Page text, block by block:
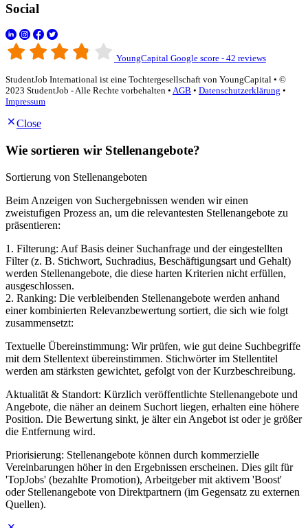
Social
YoungCapital Google score - 42 reviews
StudentJob International ist eine Tochtergesellschaft von YoungCapital • ©
2023 StudentJob - Alle Rechte vorbehalten • AGB • Datenschutzerklärung •
Impressum
Close
Wie sortieren wir Stellenangebote?
Sortierung von Stellenangeboten
Beim Anzeigen von Suchergebnissen wenden wir einen
zweistufigen Prozess an, um die relevantesten Stellenangebote zu
präsentieren:
1. Filterung: Auf Basis deiner Suchanfrage und der eingestellten
Filter (z. B. Stichwort, Suchradius, Beschäftigungsart und Gehalt)
werden Stellenangebote, die diese harten Kriterien nicht erfüllen,
ausgeschlossen.
2. Ranking: Die verbleibenden Stellenangebote werden anhand
einer kombinierten Relevanzbewertung sortiert, die sich wie folgt
zusammensetzt:
Textuelle Übereinstimmung: Wir prüfen, wie gut deine Suchbegriffe
mit dem Stellentext übereinstimmen. Stichwörter im Stellentitel
werden am stärksten gewichtet, gefolgt von der Kurzbeschreibung.
Aktualität & Standort: Kürzlich veröffentlichte Stellenangebote und
Angebote, die näher an deinem Suchort liegen, erhalten eine höhere
Position. Die Bewertung sinkt, je älter ein Angebot ist oder je größer
die Entfernung wird.
Priorisierung: Stellenangebote können durch kommerzielle
Vereinbarungen höher in den Ergebnissen erscheinen. Dies gilt für
'TopJobs' (bezahlte Promotion), Arbeitgeber mit aktivem 'Boost'
oder Stellenangebote von Direktpartnern (im Gegensatz zu externen
Quellen).